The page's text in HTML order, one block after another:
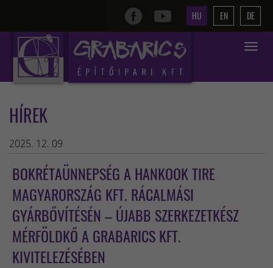
HU EN DE
Toggle
HÍREK
2025. 12. 09
BOKRÉTAÜNNEPSÉG A HANKOOK TIRE
MAGYARORSZÁG KFT. RÁCALMÁSI
GYÁRBŐVÍTÉSÉN – ÚJABB SZERKEZETKÉSZ
MÉRFÖLDKŐ A GRABARICS KFT.
KIVITELEZÉSÉBEN